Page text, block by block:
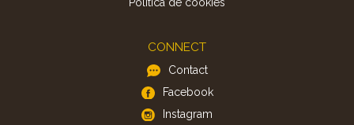
CONNECT
Contact
Facebook
Instagram